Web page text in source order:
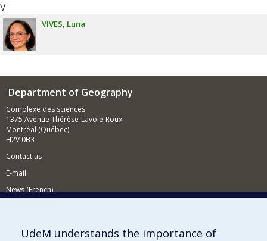
V
VIVES Luna
Department of Geography
Complexe des sciences
1375 Avenue Thérèse-Lavoie-Roux
Montréal (Québec)
H2V 0B3
Contact us
E-mail
News (French)
Supporting the Department
UdeM understands the importance of